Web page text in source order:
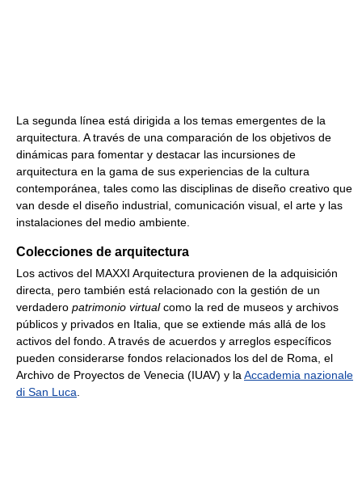
La segunda línea está dirigida a los temas emergentes de la
arquitectura. A través de una comparación de los objetivos de
dinámicas para fomentar y destacar las incursiones de
arquitectura en la gama de sus experiencias de la cultura
contemporánea, tales como las disciplinas de diseño creativo que
van desde el diseño industrial, comunicación visual, el arte y las
instalaciones del medio ambiente.
Colecciones de arquitectura
Los activos del MAXXI Arquitectura provienen de la adquisición
directa, pero también está relacionado con la gestión de un
verdadero patrimonio virtualcomo la red de museos y archivos
públicos y privados en Italia, que se extiende más allá de los
activos del fondo. A través de acuerdos y arreglos específicos
pueden considerarse fondos relacionados los del de Roma, el
Archivo de Proyectos de Venecia (IUAV) y la Accademia nazionale
di San Luca